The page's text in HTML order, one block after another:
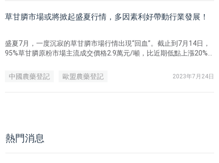
草甘膦市場或將掀起盛夏行情，多因素利好帶動行業發展！
盛夏7月，一度沉寂的草甘膦市場行情出現“回血”。截止到7月14日，
95%草甘膦原粉市場主流成交價格2.9萬元/噸，比近期低點上漲20%
格上漲支撐等多因素推動下草甘膦價格將進入上行通道。受此影響，
17日滬深股市草甘膦概念股主要個股跳空高開，紅盤報收。
中國農藥登記
歐盟農藥登記
2023年7月24日
熱門消息